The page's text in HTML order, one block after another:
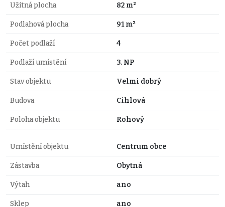
Užitná plocha 82 m²
Podlahová plocha 91 m²
Počet podlaží 4
Podlaží umístění 3. NP
Stav objektu Velmi dobrý
Budova Cihlová
Poloha objektu Rohový
Umístění objektu Centrum obce
Zástavba Obytná
Výtah ano
Sklep ano